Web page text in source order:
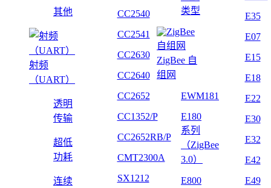
其他
射频
（UART）
透明
传输
超低
功耗
连续
CC2540
CC2541
CC2630
CC2640
CC2652
CC1352/P
CC2652RB/P
CMT2300A
SX1212
类型
ZigBee 自
组网
EWM181
E180
系列
（ZigBee
3.0）
E800
E35
E07
E15
E18
E22
E30
E32
E42
E49